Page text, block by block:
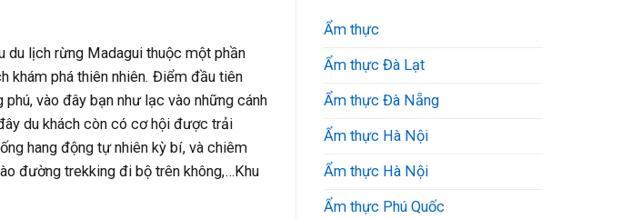
du lịch rừng Madagui thuộc một phần
khám phá thiên nhiên. Điểm đầu tiên
vào đây bạn như lạc vào những cánh
du khách còn có cơ hội được trải
hang động tự nhiên kỳ bí, và chiêm
đường trekking đi bộ trên không,…Khu
Ẩm thực
Ẩm thực Đà Lạt
Ẩm thực Đà Nẵng
Ẩm thực Hà Nội
Ẩm thực Hà Nội
Ẩm thực Phú Quốc